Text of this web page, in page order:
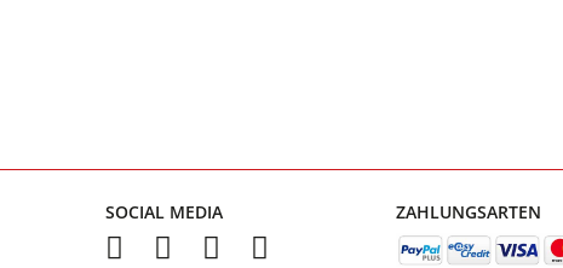
SOCIAL MEDIA ZAHLUNGSARTEN